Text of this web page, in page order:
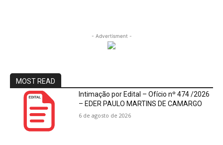
- Advertisment -
MOST READ
Intimação por Edital – Ofício nº 474 /2026
– EDER PAULO MARTINS DE CAMARGO
6 de agosto de 2026